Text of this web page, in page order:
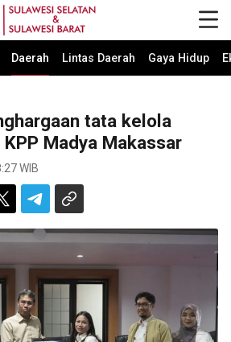
Daerah Lintas Daerah Gaya Hidup
tata kelola
Madya Makassar
WIB